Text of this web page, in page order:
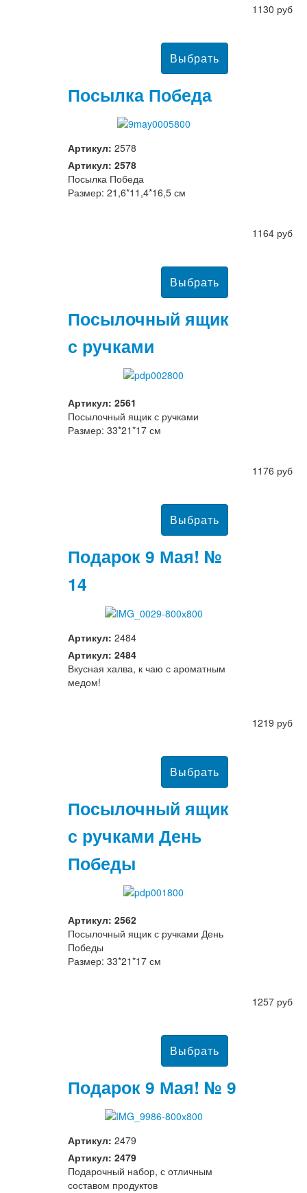
1130 руб
Посылка Победа
Артикул: 2578
Артикул: 2578
Посылка Победа
Размер: 21,6*11,4*16,5 см
1164 руб
Посылочный ящик
с ручками
Артикул: 2561
Посылочный ящик с ручками
Размер: 33*21*17 см
1176 руб
Подарок 9 Мая! №
14
Артикул: 2484
Артикул: 2484
Вкусная халва, к чаю с ароматным
медом!
1219 руб
Посылочный ящик
с ручками День
Победы
Артикул: 2562
Посылочный ящик с ручками День
Победы
Размер: 33*21*17 см
1257 руб
Подарок 9 Мая! № 9
Артикул: 2479
Артикул: 2479
Подарочный набор, с отличным
составом продуктов